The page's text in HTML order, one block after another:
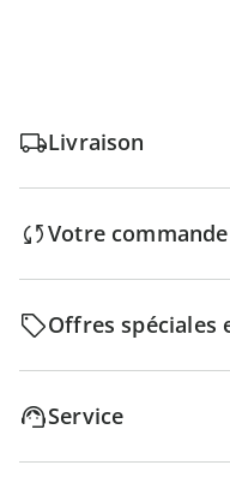
Livraison
Votre commande
Offres spéciales
Service